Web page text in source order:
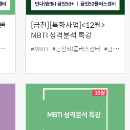
#제2의 인생
[금천][특화사업]<12월>
MBTI 성격분석 특강
#MBTI #금천50플러스센터 #금천구